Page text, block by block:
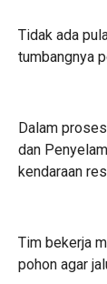
Tidak ada
tumbangnya
Dalam
dan
kendaraan
Tim bekerja
pohon agar